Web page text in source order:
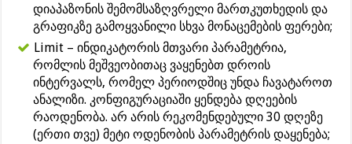
დიაპაზონის შემომსაზღვრელი მართკუთხედის და
გრაფიკზე გამოყვანილი სხვა მონაცემების ფერები;
Limit – ინდიკატორის მთვარი პარამეტრია,
რომლის მეშვეობითაც ვაყენებთ დროის
ინტერვალს, რომელ პერიოდშიც უნდა ჩავატაროთ
ანალიზი. კონფიგურაციაში ყენდება დღეების
რაოდენობა. არ არის რეკომენდებული 30 დღეზე
(ერთი თვე) მეტი ოდენობის პარამეტრის დაყენება;